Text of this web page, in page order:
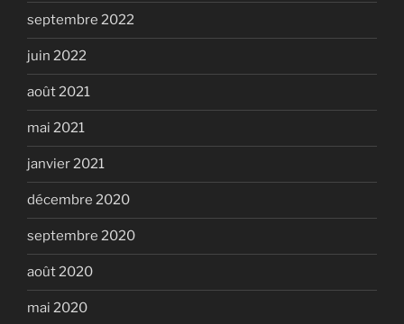
septembre 2022
juin 2022
août 2021
mai 2021
janvier 2021
décembre 2020
septembre 2020
août 2020
mai 2020